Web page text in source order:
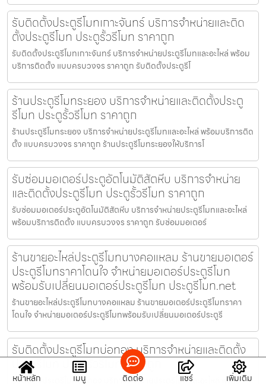
รับติดตั้งประตูรีโมทเกาะจันทร์ บริการจำหน่ายและติด
ตั้งประตูรีโมท ประตูรั้วรีโมท ราคาถูก
รับติดตั้งประตูรีโมทเกาะจันทร์ บริการจำหน่ายประตูรีโมทและอะไหล่ พร้อม
บริการติดตั้ง แบบครบวงจร ราคาถูก รับติดตั้งประตูรีโ
ร้านประตูรีโมทระยอง บริการจำหน่ายและติดตั้งประตู
รีโมท ประตูรั้วรีโมท ราคาถูก
ร้านประตูรีโมทระยอง บริการจำหน่ายประตูรีโมทและอะไหล่ พร้อมบริการติด
ตั้ง แบบครบวงจร ราคาถูก ร้านประตูรีโมทระยองให้บริการโ
รับซ่อมมอเตอร์ประตูอัตโนมัติสัตหีบ บริการจำหน่าย
และติดตั้งประตูรีโมท ประตูรั้วรีโมท ราคาถูก
รับซ่อมมอเตอร์ประตูอัตโนมัติสัตหีบ บริการจำหน่ายประตูรีโมทและอะไหล่
พร้อมบริการติดตั้ง แบบครบวงจร ราคาถูก รับซ่อมมอเตอร์
ร้านขายอะไหล่ประตูรีโมทบางคอแหลม ร้านขายมอเตอร์
ประตูรีโมทราคาโดนใจ จำหน่ายมอเตอร์ประตูรีโมท
พร้อมรับเปลี่ยนมอเตอร์ประตูรีโมท ประตูรีโมท.net
ร้านขายอะไหล่ประตูรีโมทบางคอแหลม ร้านขายมอเตอร์ประตูรีโมทราคา
โดนใจ จำหน่ายมอเตอร์ประตูรีโมทพร้อมรับเปลี่ยนมอเตอร์ประตูรี
รับติดตั้งประตูรีโมทบ่อทอง บริการจำหน่ายและติดตั้ง
ประตูรีโมท ประตูรั้วรีโมท ราคาถูก
รับติดตั้งประตูรีโมทบ่อทอง บริการจำหน่ายประตูรีโมทและอะไหล่ พร้อม
หน้าหลัก เมนู ติดต่อ แชร์ เพิ่มเติม